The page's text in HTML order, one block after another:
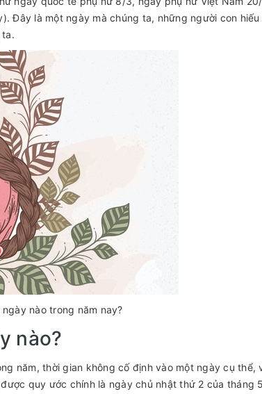
Đây là một ngày mà chúng ta, những người con
ta.
nào trong năm nay?
nào?
năm, thời gian không cố định vào một ngày cụ thể,
quy ước chính là ngày chủ nhật thứ 2 của tháng